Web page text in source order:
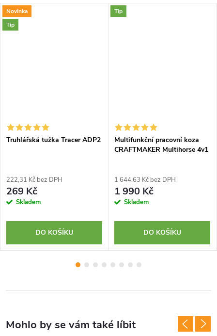
Novinka
Tip
Truhlářská tužka Tracer ADP2
222,31 Kč bez DPH
269 Kč
Skladem
DO KOŠÍKU
Tip
Multifunkční pracovní koza
CRAFTMAKER Multihorse 4v1
1 644,63 Kč bez DPH
1 990 Kč
Skladem
DO KOŠÍKU